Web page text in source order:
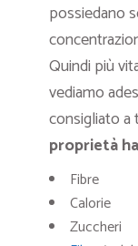
possiedano
Quindi più
vediamo
consigliato a
proprietà
Fibre
Calorie
Zuccheri